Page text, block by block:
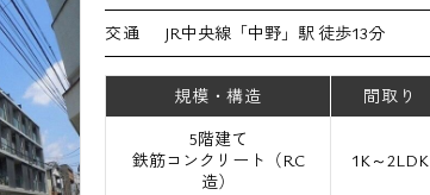
交通 JR中央線「中野」駅 徒歩13分
規模・構造 間取り
5階建て
鉄筋コンクリート（RC
造）
1K～2LDK